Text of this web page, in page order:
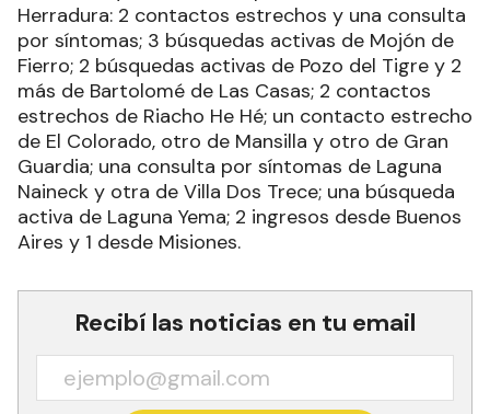
Herradura: 2 contactos estrechos y una consulta
por síntomas; 3 búsquedas activas de Mojón de
Fierro; 2 búsquedas activas de Pozo del Tigre y 2
más de Bartolomé de Las Casas; 2 contactos
estrechos de Riacho He Hé; un contacto estrecho
de El Colorado, otro de Mansilla y otro de Gran
Guardia; una consulta por síntomas de Laguna
Naineck y otra de Villa Dos Trece; una búsqueda
activa de Laguna Yema; 2 ingresos desde Buenos
Aires y 1 desde Misiones.
Recibí las noticias en tu email